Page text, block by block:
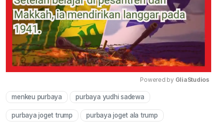
Powered by GliaStudios
menkeu purbaya purbaya yudhi sadewa
purbaya joget trump purbaya joget ala trump